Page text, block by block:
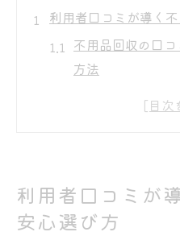
利用者口コミが導く
不用品回収の口
方法
口コミで見抜く
安心できる不用
手
利用者口コミが
安心選び方